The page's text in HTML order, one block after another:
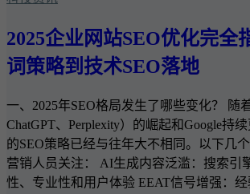
2025企业网站SEO优化完全
词策略到技术SEO落地
一、2025年SEO格局发生了哪些变化？ 随
ChatGPT、Perplexity）的崛起和Google持
的SEO策略已经与往年大不相同。以下几
营销人员关注： AI生成内容泛滥：搜索引
性、专业性和用户体验 EEAT信号增强：经